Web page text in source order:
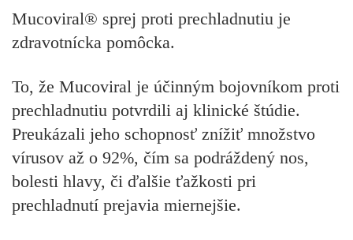
Mucoviral® sprej proti prechladnutiu je
zdravotnícka pomôcka.
To, že Mucoviral je účinným bojovníkom proti
prechladnutiu potvrdili aj klinické štúdie.
Preukázali jeho schopnosť znížiť množstvo
vírusov až o 92%, čím sa podráždený nos,
bolesti hlavy, či ďalšie ťažkosti pri
prechladnutí prejavia miernejšie.